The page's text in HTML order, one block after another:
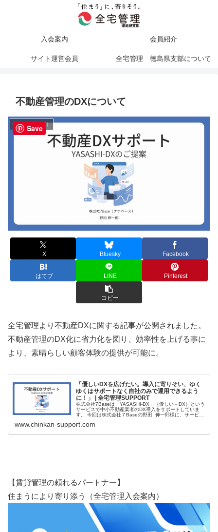
入会案内 会員紹介
サイト運営会員 全宅管理 徳島県支部について
不動産管理のDXについて
全宅管理（記事）
X Bluesky Facebook
はてブ LINE Pinterest
コピー
全宅管理より不動産DXに関する記事が公開されました。
不動産管理のDX化に省力化を図り、効率性を上げる事に
より、素晴らしい顧客体験の提供が可能に。
「優しいDXを広げたい。導入に寄りそい、ゆく
ゆくはサポートなく自社のみで運用できるよう
に！」 | 全宅管理SUPPORT
株式会社7Baseは「YASASHI-DX」（優しい－DX）という
サービスで中小不動産業者のDX導入をサポートしていま
す。 今回は株式会社７Baseの野田 伸一郎様に、サービス
www.chinkan-support.com
【賃貸管理の頼れるパートナー】
住まうにより寄り添う（全宅管理入会案内）
Save